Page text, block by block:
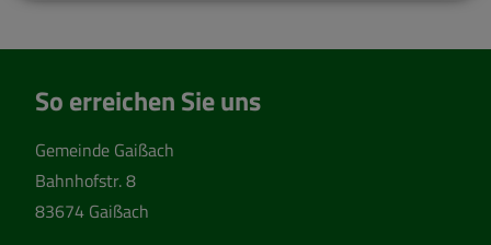
So erreichen Sie uns
Gemeinde Gaißach
Bahnhofstr. 8
83674 Gaißach